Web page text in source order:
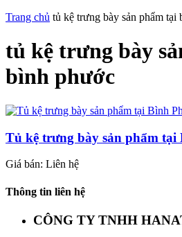
Trang chủ tủ kệ trưng bày sản phẩm tại
tủ kệ trưng bày
bình phước
Tủ kệ trưng bày sản phẩm tại
Giá bán: Liên hệ
Thông tin liên hệ
CÔNG TY TNHH